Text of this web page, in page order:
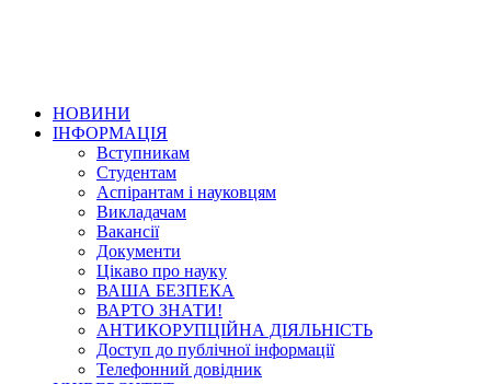
НОВИНИ
ІНФОРМАЦІЯ
Вступникам
Студентам
Аспірантам і науковцям
Викладачам
Вакансії
Документи
Цікаво про науку
ВАША БЕЗПЕКА
ВАРТО ЗНАТИ!
АНТИКОРУПЦІЙНА ДІЯЛЬНІСТЬ
Доступ до публічної інформації
Телефонний довідник